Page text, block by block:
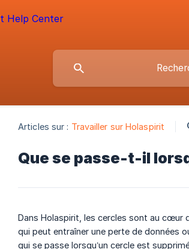
Articles sur : Travailler sur Holaspirit
Que se passe-t-il
Dans Holaspirit, les cercles sont au cœur
qui peut entraîner une perte de données
qui se passe lorsqu’un cercle est